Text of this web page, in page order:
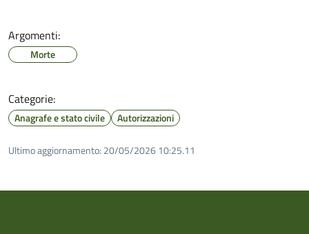
Argomenti:
Morte
Categorie:
Anagrafe e stato civile Autorizzazioni
Ultimo aggiornamento: 20/05/2026 10:25.11